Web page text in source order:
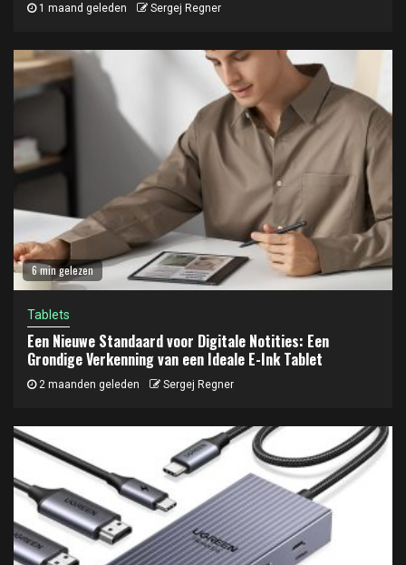
1 maand geleden Sergej Regner
6 min gelezen
Tablets
Een Nieuwe Standaard voor Digitale Notities: Een
Grondige Verkenning van een Ideale E-Ink Tablet
2 maanden geleden Sergej Regner